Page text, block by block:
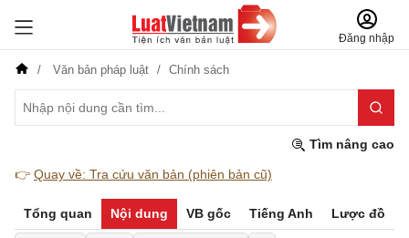
Đăng nhập
Văn bản pháp luật Chính sách
Tìm nâng cao
👉 Quay về: Tra cứu văn bản (phiên bản cũ)
Tổng quan Nội dung VB gốc Tiếng Anh Lược đồ